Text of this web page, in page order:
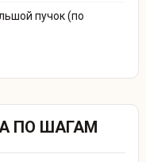
пучок (по
ПО ШАГАМ